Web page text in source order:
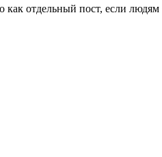
отдельный пост, если людям